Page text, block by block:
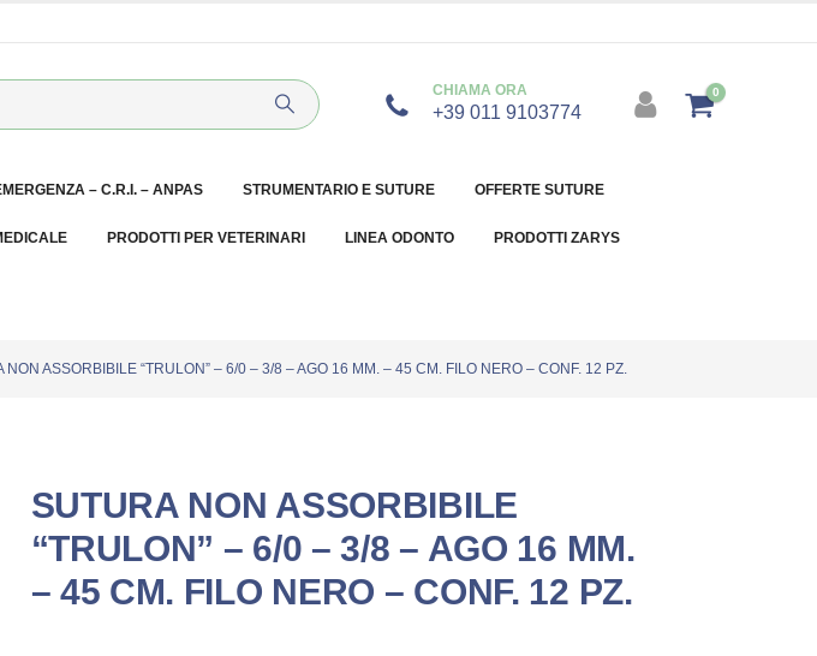
CHIAMA ORA
+39 011 9103774
0
– C.R.I. – ANPAS STRUMENTARIO E SUTURE OFFERTE SUTURE
PRODOTTI PER VETERINARI LINEA ODONTO PRODOTTI ZARYS
NON ASSORBIBILE “TRULON” – 6/0 – 3/8 – AGO 16 MM. – 45 CM. FILO NERO – CONF. 12 PZ.
SUTURA NON ASSORBIBILE
“TRULON” – 6/0 – 3/8 – AGO 16 MM.
– 45 CM. FILO NERO – CONF. 12 PZ.